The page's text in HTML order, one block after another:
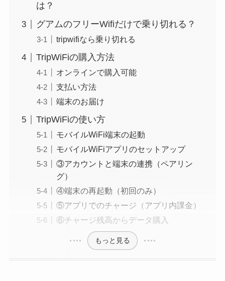
は？
グアムのフリーWifiだけで乗り切れる？
tripwifiなら乗り切れる
TripWiFiの購入方法
オンラインで購入可能
支払い方法
端末のお届け
TripWiFiの使い方
モバイルWiFi端末の起動
モバイルWiFiアプリのセットアップ
③アカウントと端末の連携（ペアリン
グ）
④端末の再起動（初回のみ）
⑤アプリでのチャージ（アプリ内課金）
⑥チャージ残高からデータ購入
もっと見る